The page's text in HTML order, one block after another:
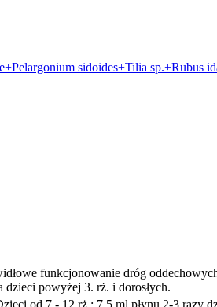
sidoides+Tilia sp.+Rubus
funkcjonowanie dróg
dzieci powyżej 3. rż. i dorosłych.
od 7 - 12 rż.: 7,5 ml płynu 2-3 razy